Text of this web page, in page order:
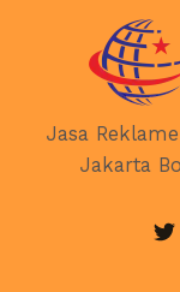
Jasa
Jakarta